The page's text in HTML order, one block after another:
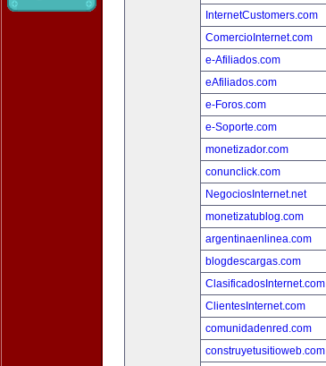
InternetCustomers.com
ComercioInternet.com
e-Afiliados.com
eAfiliados.com
e-Foros.com
e-Soporte.com
monetizador.com
conunclick.com
NegociosInternet.net
monetizatublog.com
argentinaenlinea.com
blogdescargas.com
ClasificadosInternet.com
ClientesInternet.com
comunidadenred.com
construyetusitioweb.com